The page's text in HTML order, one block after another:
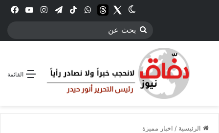
انستقرامتيلقرام‫TikTokواتسابthreadsTwitter
الوضع المظلم
بحث
القائمة
الرئيسية / اخبار مميزة